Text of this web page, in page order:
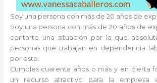
Soy una persona con más de 20 años de
Soy una persona con más de 20 años de
contarte una situación por la que
personas que trabajan en dependencia
por esto.
Cumples cuarenta años o más y en cierta
un recurso atractivo para la empresa